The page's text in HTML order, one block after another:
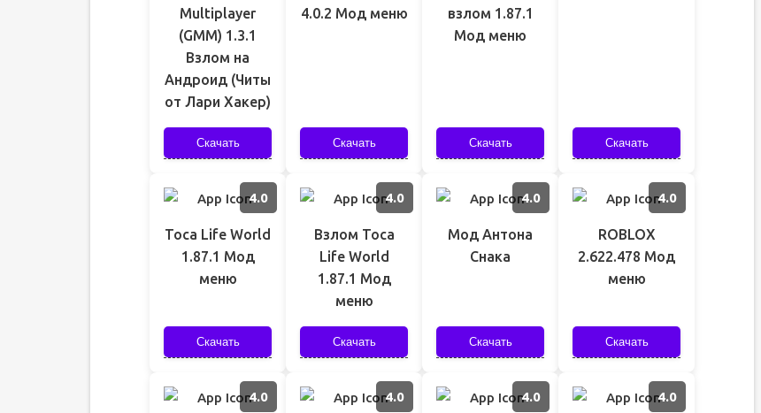
Multiplayer
(GMM) 1.3.1
Взлом на
Андроид (Читы
от Лари Хакер)
Скачать
4.0.2 Мод меню
Скачать
взлом 1.87.1
Мод меню
Скачать Скачать
4.0
Toca Life World
1.87.1 Мод
меню
Скачать
4.0
Взлом Toca
Life World
1.87.1 Мод
меню
Скачать
4.0
Мод Антона
Снака
Скачать
4.0
ROBLOX
2.622.478 Мод
меню
Скачать
4.0 4.0 4.0 4.0